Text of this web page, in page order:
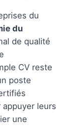
du
du
de qualité
CV reste
poste
leurs
une